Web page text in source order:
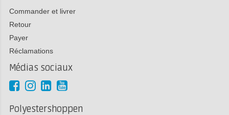
Commander et livrer
Retour
Payer
Réclamations
Médias sociaux
Polyestershoppen